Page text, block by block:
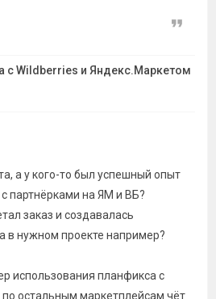
с Wildberries и Яндекс.Маркетом
Цитата
а у кого-то был успешный опыт
партнёрками на ЯМ и ВБ?
заказ и создавалась
в нужном проекте например?
использования планфикса с
по остальным маркетплейсам чёт